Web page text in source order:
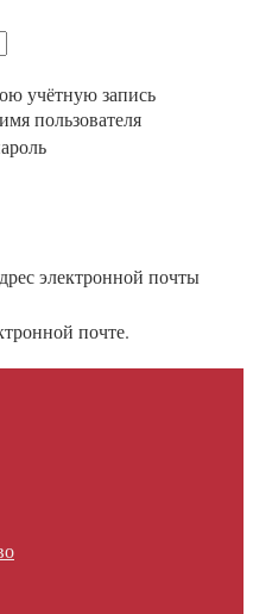
учётную запись
пользователя
электронной почты
почте.